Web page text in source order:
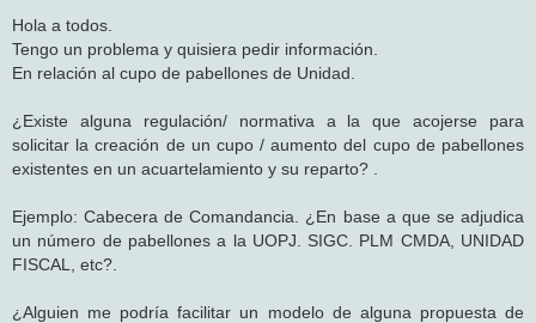
n
s
a
e
Hola a todos.
Tengo un problema y quisiera pedir información.
En relación al cupo de pabellones de Unidad.
¿Existe alguna regulación/ normativa a la que acojerse para
solicitar la creación de un cupo / aumento del cupo de pabellones
existentes en un acuartelamiento y su reparto? .
Ejemplo: Cabecera de Comandancia. ¿En base a que se adjudica
un número de pabellones a la UOPJ. SIGC. PLM CMDA, UNIDAD
FISCAL, etc?.
¿Alguien me podría facilitar un modelo de alguna propuesta de